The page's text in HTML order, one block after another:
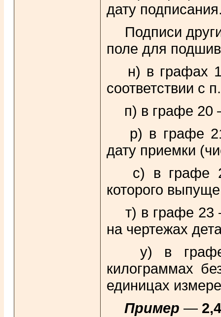
дату
Подписи
поле для
н) в графах
соответствии с
п) в графе 20
р) в графе
дату приемки
с) в графе
которого
т) в графе 23
на чертежах
у) в графе
килограммах
единицах
Пример —